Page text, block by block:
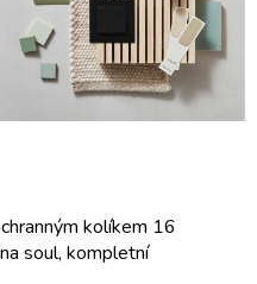
kolíkem 16
soul, kompletní